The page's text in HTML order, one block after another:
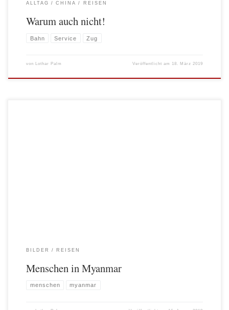
ALLTAG CHINA REISEN
Warum auch nicht!
Bahn Service Zug
von Lothar Palm Veröffentlicht am 18. März 2019
BILDER REISEN
Menschen in Myanmar
menschen myanmar